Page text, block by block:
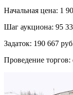
Начальная цена: 1
Шаг аукциона: 95
Задаток: 190 667
Проведение торгов: